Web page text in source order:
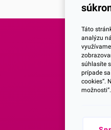
Facebook
Táto
analýzu
súhlasíte
prípade
cookies“.
možnosti“.